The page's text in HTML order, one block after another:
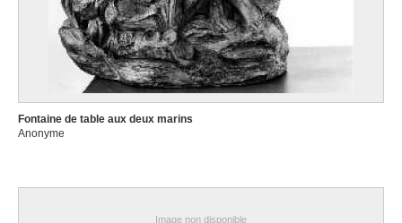
Fontaine de table aux deux marins
Anonyme
Image non disponible